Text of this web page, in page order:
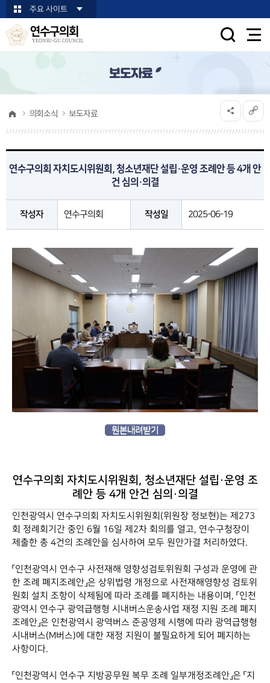
본문바로가기주요 사이트
연수구의회
YEONSU-GU COUNCIL
보도자료
의회소식 보도자료
연수구의회 자치도시위원회, 청소년재단 설립·운영 조례안 등 4개 안
건 심의·의결
작성자 연수구의회 작성일 2025-06-19
원본내려받기
연수구의회 자치도시위원회, 청소년재단 설립·운영 조
례안 등 4개 안건 심의·의결
인천광역시 연수구의회 자치도시위원회(위원장 정보현)는 제273
회 정례회기간 중인 6월 16일 제2차 회의를 열고, 연수구청장이
제출한 총 4건의 조례안을 심사하여 모두 원안가결 처리하였다.
「인천광역시 연수구 사전재해 영향성검토위원회 구성과 운영에 관
한 조례 폐지조례안」은 상위법령 개정으로 사전재해영향성 검토위
원회 설치 조항이 삭제됨에 따라 조례를 폐지하는 내용이며, 「인천
광역시 연수구 광역급행형 시내버스운송사업 재정 지원 조례 폐지
조례안」은 인천광역시 광역버스 준공영제 시행에 따라 광역급행형
시내버스(M버스)에 대한 재정 지원이 불필요하게 되어 폐지하는
사항이다.
「인천광역시 연수구 지방공무원 복무 조례 일부개정조례안」은 「지